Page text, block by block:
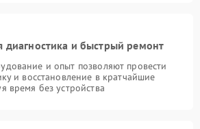
диагностика и быстрый ремонт
и опыт позволяют провести
и восстановление в кратчайшие
время без устройства